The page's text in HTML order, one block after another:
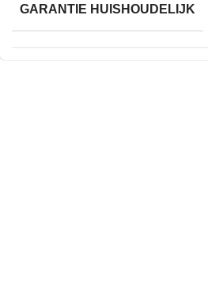
GARANTIE HUISHOUDELIJK